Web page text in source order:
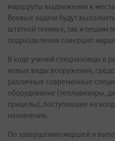
маршруты выдвижения к
боевые задачи будут
штатной технике, так и пешим
подразделения совершат
В ходе учений спецназовцы в
новые виды вооружения,
различные современные
оборудование (тепловизоры,
прицелы), поступившие на
назначения.
По завершению маршей и